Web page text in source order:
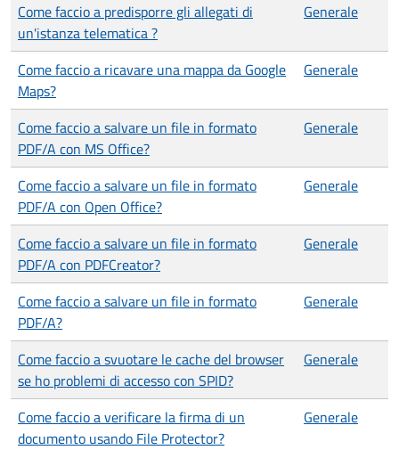
Come faccio a predisporre gli allegati di
un'istanza telematica ?
Generale
Come faccio a ricavare una mappa da Google
Maps?
Generale
Come faccio a salvare un file in formato
PDF/A con MS Office?
Generale
Come faccio a salvare un file in formato
PDF/A con Open Office?
Generale
Come faccio a salvare un file in formato
PDF/A con PDFCreator?
Generale
Come faccio a salvare un file in formato
PDF/A?
Generale
Come faccio a svuotare le cache del browser
se ho problemi di accesso con SPID?
Generale
Come faccio a verificare la firma di un
documento usando File Protector?
Generale